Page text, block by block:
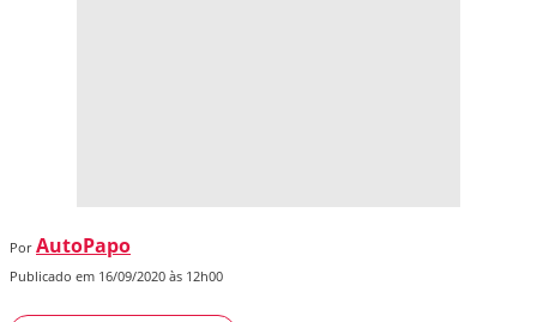
Por AutoPapo
Publicado em 16/09/2020 às 12h00